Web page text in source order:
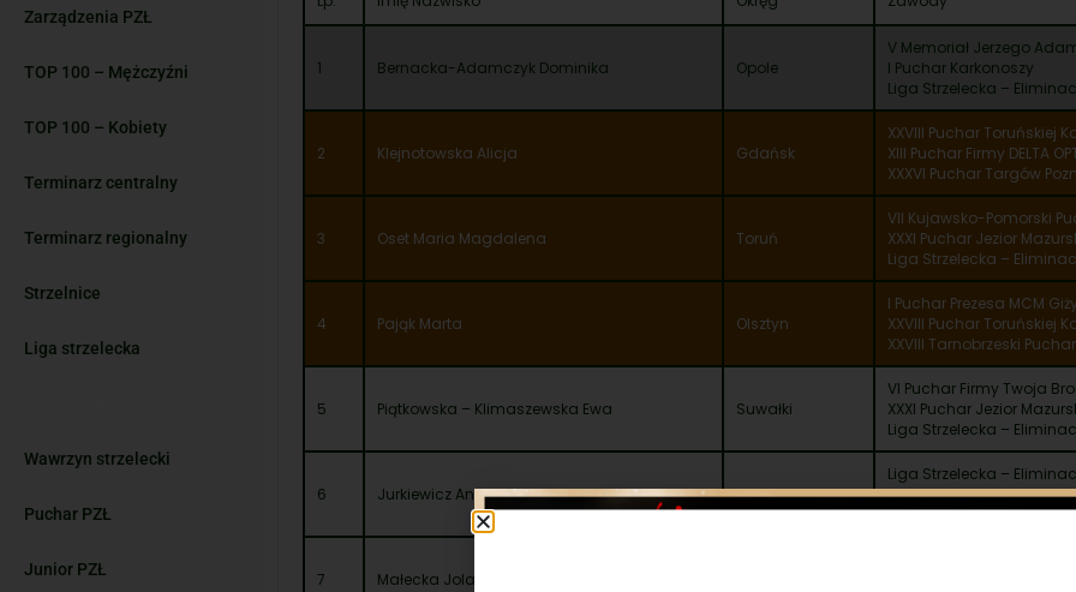
Zarządzenia PZŁ
TOP 100 – Mężczyźni
TOP 100 – Kobiety
Terminarz centralny
Terminarz regionalny
Strzelnice
Liga strzelecka
Wawrzyn strzelecki
Puchar PZŁ
Junior PZŁ
1 Bernacka-Adamczyk Dominika Opole
V Memoriał Jerzego
I Puchar Karkonoszy
Liga Strzelecka –
2 Klejnotowska Alicja Gdańsk
XXVIII Puchar Toruńskiej
XIII Puchar Firmy DELTA
XXXVI Puchar Targów
3 Oset Maria Magdalena Toruń
VII Kujawsko-Pomorski
XXXI Puchar Jezior
Liga Strzelecka –
4 Pająk Marta Olsztyn
I Puchar Prezesa MCM
XXVIII Puchar Toruńskiej
XXVIII Tarnobrzeski
5 Piątkowska – Klimaszewska Ewa Suwałki
VI Puchar Firmy Twoja
XXXI Puchar Jezior
Liga Strzelecka –
6 Jurkiewicz Anna Justyna Legnica
Liga Strzelecka –
X Puchar Czeskiej
VI Puchar Firmy KOLBA
7 Małecka Jolanta